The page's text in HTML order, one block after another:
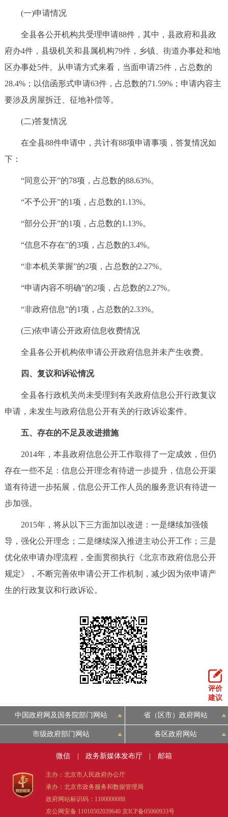
(一)申请情况
全县各公开机构共受理申请88件，其中，县政府和县政
府办4件，县级机关和县属机构79件，乡镇、街道办事处和地
区办事处5件。从申请方式来看，当面申请25件，占总数的
28.4%；以信函形式申请63件，占总数的71.59%；申请内容主
要涉及房屋拆迁、征地补偿等。
(二)答复情况
在全县88件申请中，共计有88项申请事项，答复情况如
下：
“同意公开”的78项，占总数的88.63%。
“不予公开”的1项，占总数的1.13%。
“部分公开”的1项，占总数的1.13%。
“信息不存在”的3项，占总数的3.4%。
“非本机关掌握”的2项，占总数的2.27%。
“申请内容不明确”的2项，占总数的2.27%。
“非政府信息”的1项，占总数的2.33%。
(三)依申请公开政府信息收费情况
全县各公开机构依申请公开政府信息并未产生收费。
四、复议和诉讼情况
全县各行政机关尚未受理到有关政府信息公开行政复议
申请，未发生与政府信息公开有关的行政诉讼案件。
五、存在的不足及改进措施
2014年，本县政府信息公开工作取得了一定成效，但仍
存在一些不足：信息公开理念有待进一步提升，信息公开渠
道有待进一步拓展，信息公开工作人员的服务意识有待进一
步加强。
2015年，将从以下三方面加以改进：一是继续加强领
导，强化公开理念；二是继续深入推进主动公开工作；三是
优化依申请办理流程，全面贯彻执行《北京市政府信息公开
规定》，不断完善依申请公开工作机制，减少因为依申请产
生的行政复议和行政诉讼。
评价
建议
中国政府网及国务院部门网站 省（区市）政府网站
市级政府部门网站 各区政府网站
微信 政务新媒体发布厅 邮箱
主办：北京市人民政府办公厅
承办：北京市政务服务和数据管理局
政府网站标识码：1100000088
京公网安备 11010502039640 京ICP备05060933号